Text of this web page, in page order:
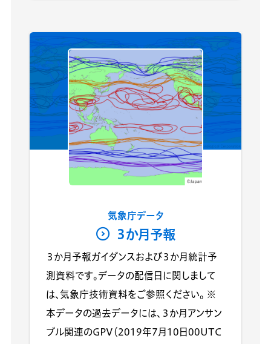
気象庁データ
３か月予報
３か月予報ガイダンスおよび３か月統計予
測資料です。データの配信日に関しまして
は、気象庁技術資料をご参照ください。 ※
本データの過去データには、３か月アンサン
ブル関連のGPV（2019年7月10日00UTC